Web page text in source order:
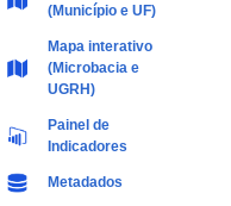
(Município e UF)
Mapa interativo
(Microbacia e
UGRH)
Painel de
Indicadores
Metadados